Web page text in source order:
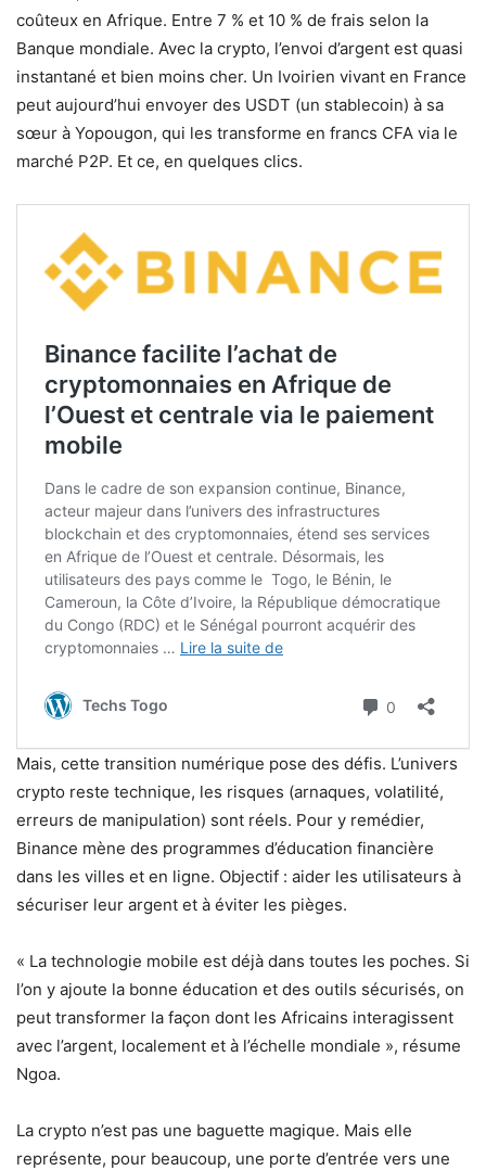
coûteux en Afrique. Entre 7 % et 10 % de frais selon la
Banque mondiale. Avec la crypto, l’envoi d’argent est quasi
instantané et bien moins cher. Un Ivoirien vivant en France
peut aujourd’hui envoyer des USDT (un stablecoin) à sa
sœur à Yopougon, qui les transforme en francs CFA via le
marché P2P. Et ce, en quelques clics.
Mais, cette transition numérique pose des défis. L’univers
crypto reste technique, les risques (arnaques, volatilité,
erreurs de manipulation) sont réels. Pour y remédier,
Binance mène des programmes d’éducation financière
dans les villes et en ligne. Objectif : aider les utilisateurs à
sécuriser leur argent et à éviter les pièges.
« La technologie mobile est déjà dans toutes les poches. Si
l’on y ajoute la bonne éducation et des outils sécurisés, on
peut transformer la façon dont les Africains interagissent
avec l’argent, localement et à l’échelle mondiale », résume
Ngoa.
La crypto n’est pas une baguette magique. Mais elle
représente, pour beaucoup, une porte d’entrée vers une